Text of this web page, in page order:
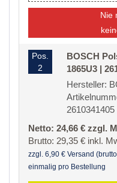
Nie
Pos.
2
BOSCH
1865U3 |
Hersteller:
2610341405
Netto: 24,66 € zzgl.
Brutto: 29,35 € inkl.
zzgl. 6,90 € Versand
einmalig pro Bestellung